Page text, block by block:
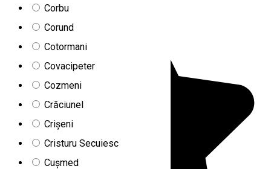
Corbu
Corund
Cotormani
Covacipeter
Cozmeni
Crăciunel
Crișeni
Cristuru Secuiesc
Cușmed